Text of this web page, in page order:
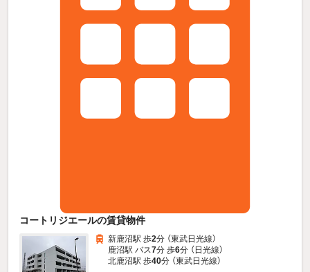
コートリジエールの賃貸物件
新鹿沼駅 歩2分 （東武日光線）
鹿沼駅 バス7分 歩6分 （日光線）
北鹿沼駅 歩40分 （東武日光線）